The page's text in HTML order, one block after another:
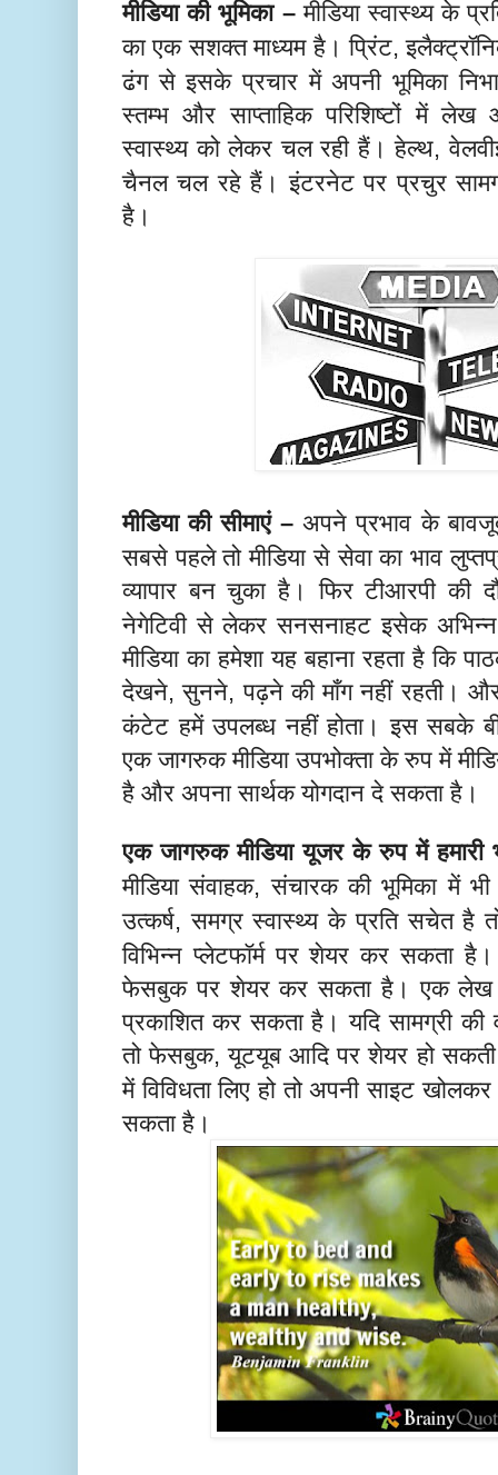
मीडिया की भूमिका – मीडिया स्वास्थ्य के
का एक सशक्त माध्यम है। प्रिंट,
ढंग से इसके प्रचार में अपनी भूमिका
स्तम्भ और साप्ताहिक परिशिष्टों में
स्वास्थ्य को लेकर चल रही हैं। हेल्थ,
चैनल चल रहे हैं। इंटरनेट पर प्रचुर
है।
मीडिया की सीमाएं– अपने प्रभाव के
सबसे पहले तो मीडिया से सेवा का भाव
व्यापार बन चुका है। फिर टीआरपी की
नेगेटिवी से लेकर सनसनाहट इसेक
मीडिया का हमेशा यह बहाना रहता है कि
देखने,सुनने,पढ़ने की माँग नहीं रहती।
कंटेट हमें उपलब्ध नहीं होता। इस सबके
एक जागरुक मीडिया उपभोक्ता के रुप में
है और अपना सार्थक योगदान दे सकता है।
एक जागरुक मीडिया यूजर के रुप में हमारी
मीडिया संवाहक,संचारक की भूमिका में
उत्कर्ष,समग्र स्वास्थ्य के प्रति सचेत है
विभिन्न प्लेटफॉर्म पर शेयर कर सकता
फेसबुक पर शेयर कर सकता है। एक लेख
प्रकाशित कर सकता है। यदि सामग्री की
तो फेसबुक,यूटयूब आदि पर शेयर हो सकती
में विविधता लिए हो तो अपनी साइट
सकता है।